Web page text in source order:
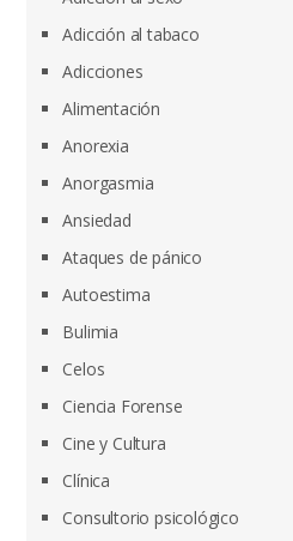
Adicción al tabaco
Adicciones
Alimentación
Anorexia
Anorgasmia
Ansiedad
Ataques de pánico
Autoestima
Bulimia
Celos
Ciencia Forense
Cine y Cultura
Clínica
Consultorio psicológico